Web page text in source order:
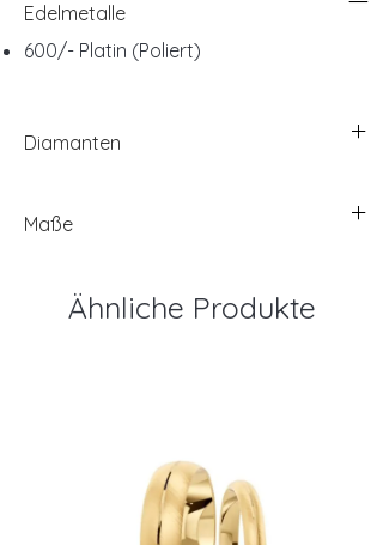
Edelmetalle
600/- Platin (Poliert)
Diamanten
Maße
Ähnliche Produkte